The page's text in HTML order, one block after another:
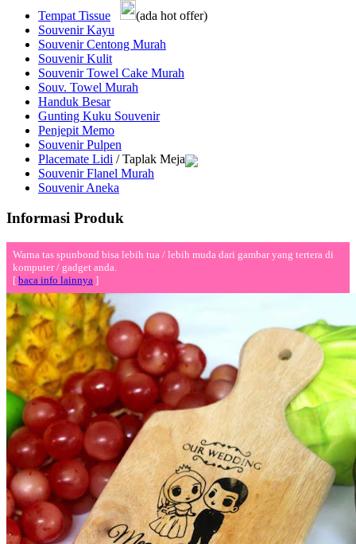
Tempat Tissue
(ada hot offer)
Souvenir Kayu
Souvenir Centong Murah
Souvenir Kulit
Souvenir Towel Cake Murah
Souv. Towel Murah
Handuk Besar
Gunting Kuku Souvenir
Penjepit Memo
Souvenir Pulpen
Placemate Lidi / Taplak Meja
Souvenir Flanel Murah
Souvenir Aneka
Informasi Produk
Warna tas spunbond bisa lebih tua / lebih muda dari gambar yang tertera di
komputer / gadget anda.
[ baca info lainnya ]